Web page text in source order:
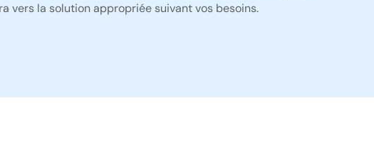
vers la solution appropriée suivant vos besoins.